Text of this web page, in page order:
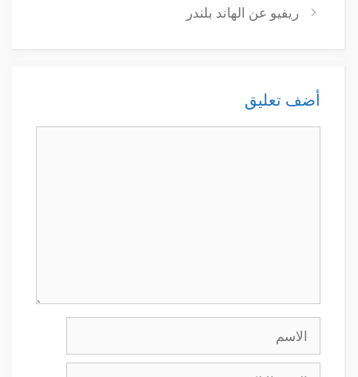
ريفيو عن الهاند بلندر
أضف تعليق